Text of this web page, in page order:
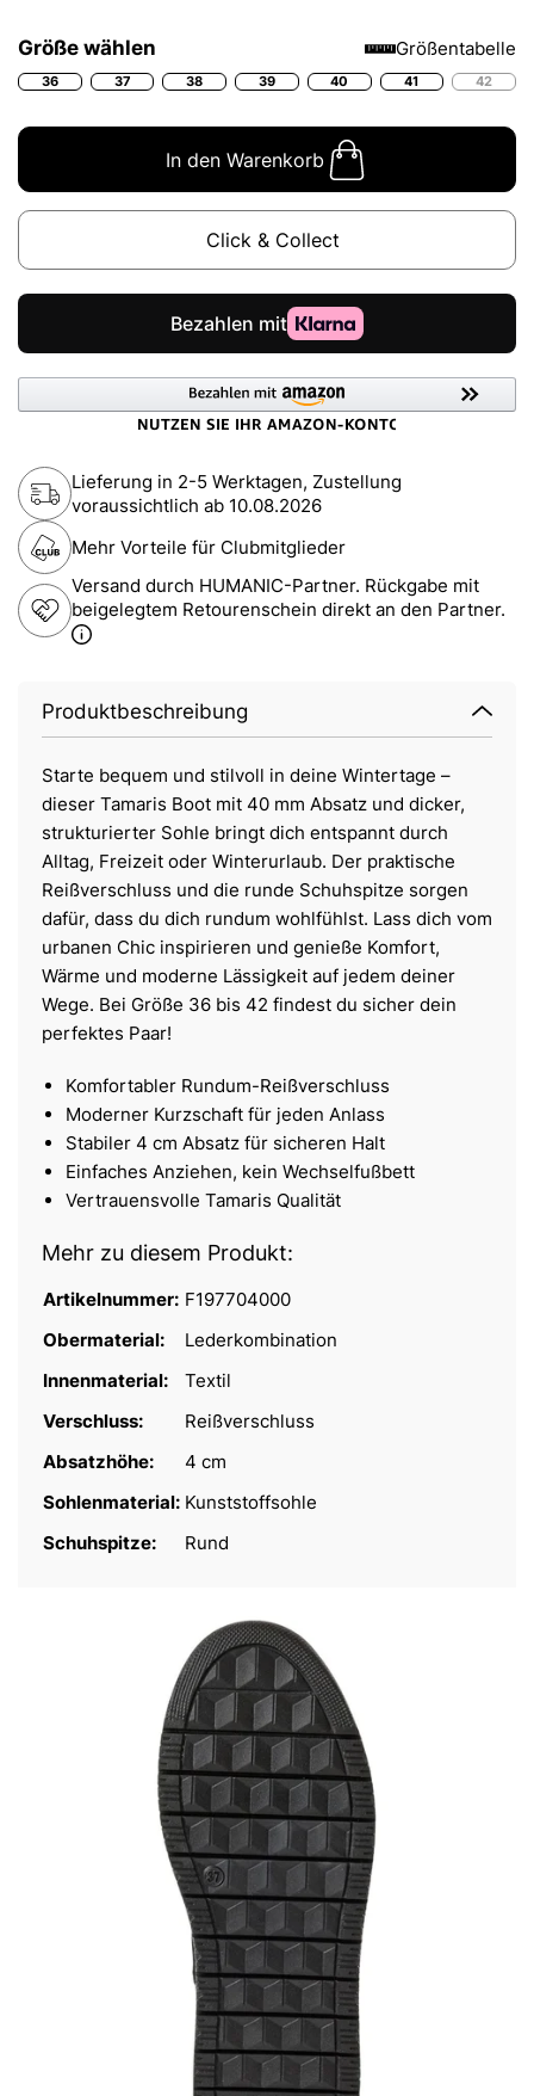
Größe wählen Größentabelle
36 37 38 39 40 41 42
In den Warenkorb
Click & Collect
Lieferung in 2-5 Werktagen, Zustellung
voraussichtlich ab 10.08.2026
Mehr Vorteile für Clubmitglieder
Versand durch HUMANIC-Partner. Rückgabe mit
beigelegtem Retourenschein direkt an den Partner.
Produktbeschreibung
Starte bequem und stilvoll in deine Wintertage –
dieser Tamaris Boot mit 40 mm Absatz und dicker,
strukturierter Sohle bringt dich entspannt durch
Alltag, Freizeit oder Winterurlaub. Der praktische
Reißverschluss und die runde Schuhspitze sorgen
dafür, dass du dich rundum wohlfühlst. Lass dich vom
urbanen Chic inspirieren und genieße Komfort,
Wärme und moderne Lässigkeit auf jedem deiner
Wege. Bei Größe 36 bis 42 findest du sicher dein
perfektes Paar!
Komfortabler Rundum-Reißverschluss
Moderner Kurzschaft für jeden Anlass
Stabiler 4 cm Absatz für sicheren Halt
Einfaches Anziehen, kein Wechselfußbett
Vertrauensvolle Tamaris Qualität
Mehr zu diesem Produkt:
Artikelnummer: F197704000
Obermaterial:
Lederkombination
Innenmaterial:
Textil
Verschluss:
Reißverschluss
Absatzhöhe:
4 cm
Sohlenmaterial: Kunststoffsohle
Schuhspitze:
Rund